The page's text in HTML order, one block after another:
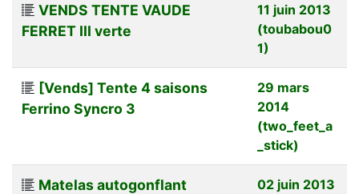
VENDS TENTE VAUDE
FERRET III verte
11 juin 2013
(toubabou0
1)
[Vends] Tente 4 saisons
Ferrino Syncro 3
29 mars
2014
(two_feet_a
_stick)
Matelas autogonflant
02 juin 2013